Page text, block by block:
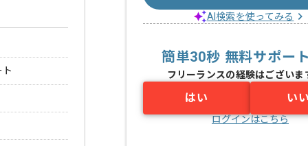
AI検索を使ってみる
簡単30秒 無料サポー
フリーランスの経験はございま
はい い
ログインはこちら